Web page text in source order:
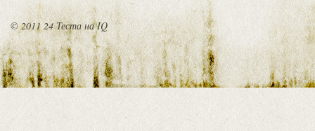
© 2011 24 Теста на IQ